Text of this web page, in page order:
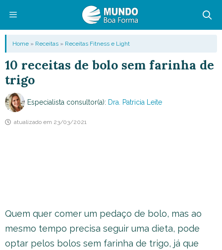
conteúdo
Menu
Home » Receitas » Receitas Fitness e Light
10 receitas de bolo sem farinha de
trigo
Especialista consultor(a): Dra. Patricia Leite
atualizado em 23/03/2021
Quem quer comer um pedaço de bolo, mas ao
mesmo tempo precisa seguir uma dieta, pode
optar pelos bolos sem farinha de trigo, já que